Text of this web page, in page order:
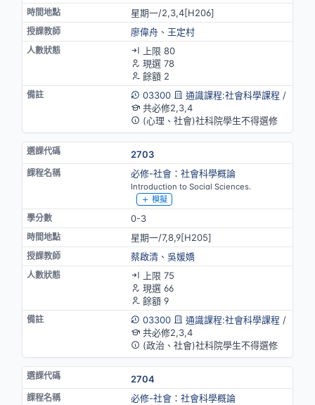
星期一/2,3,4[H206]
廖偉舟、 王定村
上限 80
現選 78
餘額 2
03300
通識課程:社會科學課程 /
共必修2,3,4
(心理、社會)社科院學生不得選修
2703
必修-社會：社會科學概論
Introduction to Social Sciences.
模擬
0-3
星期一/7,8,9[H205]
蔡啟清、 吳媛嬌
上限 75
現選 66
餘額 9
03300
通識課程:社會科學課程 /
共必修2,3,4
(政治、社會)社科院學生不得選修
2704
必修-社會：社會科學概論